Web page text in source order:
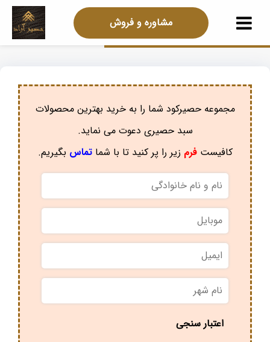
مشاوره و فروش
مجموعه حصیرکود شما را به خرید بهترین محصولات
سبد حصیری دعوت می نماید.
کافیستفرم زیر را پر کنید تا با شماتماس بگیریم.
نام
و
نام
خانوادگی
موبایل
ایمیل
نام
شهر *
اعتبار سنجی